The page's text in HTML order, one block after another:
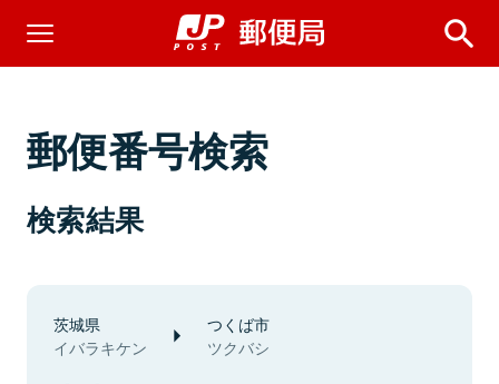
郵便番号検索
検索結果
茨城県
イバラキケン
つくば市
ツクバシ